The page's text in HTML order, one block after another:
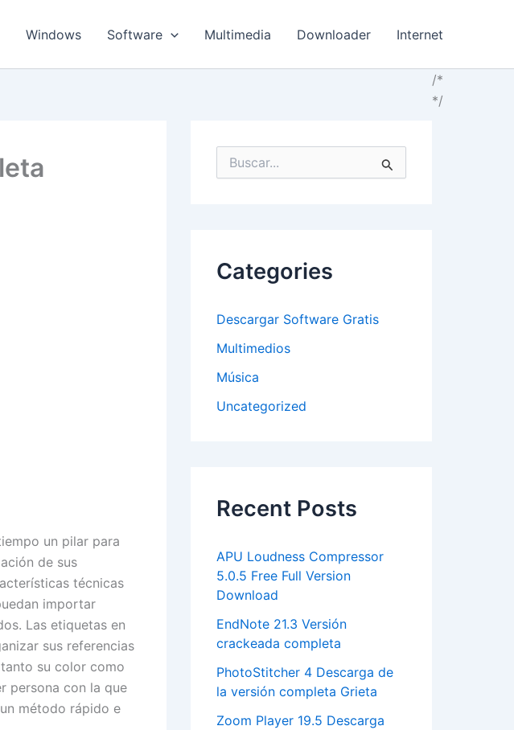
Windows Software Multimedia Downloader Internet
un pilar para
de sus
técnicas
importar
Las etiquetas en
sus referencias
su color como
persona con la que
método rápido e
o
r
Categories
Descargar Software Gratis
Multimedios
Música
Uncategorized
Recent Posts
APU Loudness Compressor
5.0.5 Free Full Version
Download
EndNote 21.3 Versión
crackeada completa
PhotoStitcher 4 Descarga de
la versión completa Grieta
Zoom Player 19.5 Descarga
/*
*/